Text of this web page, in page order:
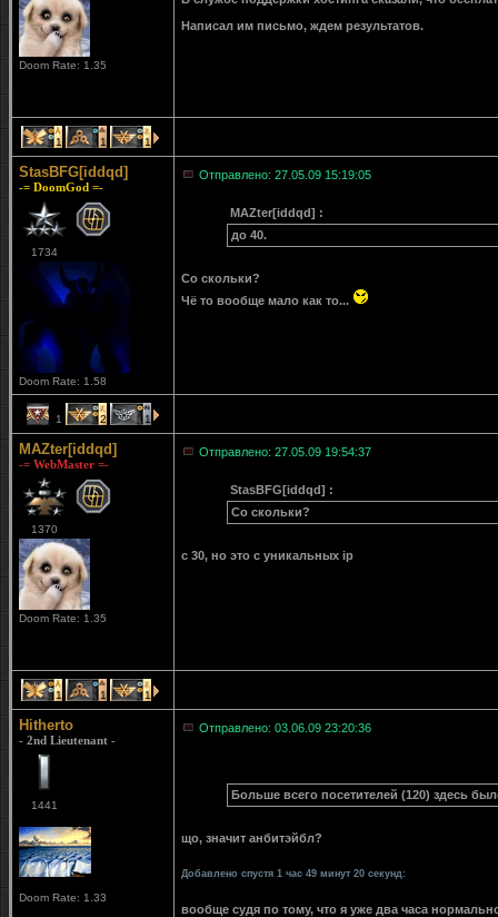
Doom Rate: 1.35
Написал им письмо, ждем результатов.
1 1 1
StasBFG[iddqd]
-= DoomGod =-
1734
Doom Rate: 1.58
Отправлено: 27.05.09 15:19:05
MAZter[iddqd] :
до 40.
Со скольки?
Чё то вообще мало как то...
1 2 1
MAZter[iddqd]
-= WebMaster =-
1370
Doom Rate: 1.35
Отправлено: 27.05.09 19:54:37
StasBFG[iddqd] :
Со скольки?
с 30, но это с уникальных ip
1 1 1
Hitherto
- 2nd Lieutenant -
1441
Doom Rate: 1.33
Отправлено: 03.06.09 23:20:36
Больше всего посетителей (120) здесь
що, значит анбитэйбл?
Добавлено спустя 1 час 49 минут 20 секунд:
вообще судя по тому, что я уже два часа